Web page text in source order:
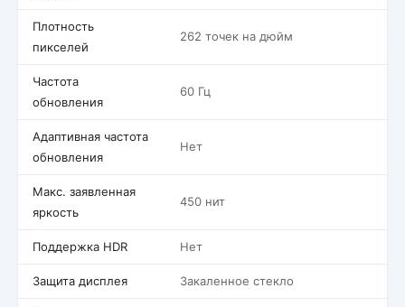
Плотность
пикселей
262 точек на дюйм
Частота
обновления
60 Гц
Адаптивная частота
обновления
Нет
Макс. заявленная
яркость
450 нит
Поддержка HDR Нет
Защита дисплея Закаленное стекло